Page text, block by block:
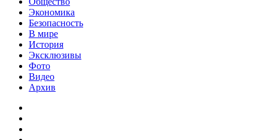
Экономика
Безопасность
В мире
История
Эксклюзивы
Фото
Видео
Архив